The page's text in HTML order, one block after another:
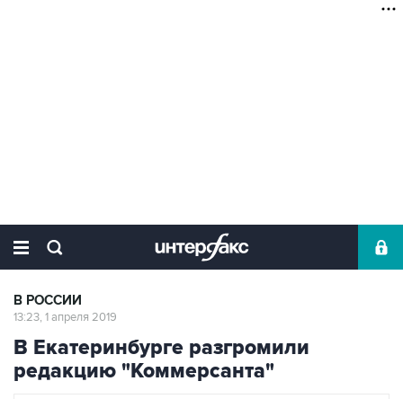
В РОССИИ
13:23, 1 апреля 2019
В Екатеринбурге разгромили
редакцию "Коммерсанта"